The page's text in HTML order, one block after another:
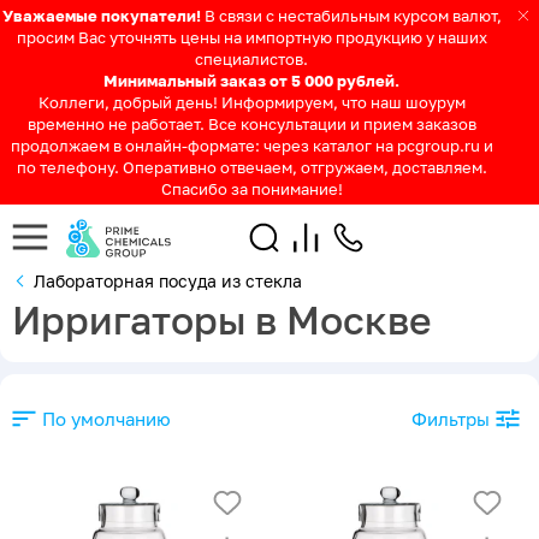
Уважаемые покупатели! В связи с нестабильным курсом валют,
просим Вас уточнять цены на импортную продукцию у наших
специалистов.
Минимальный заказ от 5 000 рублей.
Коллеги, добрый день! Информируем, что наш шоурум
временно не работает. Все консультации и прием заказов
продолжаем в онлайн-формате: через каталог на pcgroup.ru и
по телефону. Оперативно отвечаем, отгружаем, доставляем.
Спасибо за понимание!
Лабораторная посуда из стекла
Ирригаторы в Москве
По умолчанию Фильтры